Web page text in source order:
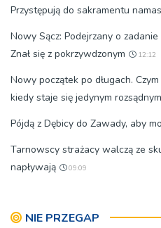
Przystępują do sakramentu
Nowy Sącz: Podejrzany o zadanie
Znał się z pokrzywdzonym
12:12
Nowy początek po długach.
kiedy staje się jedynym
Pójdą z Dębicy do Zawady, aby
Tarnowscy strażacy walczą ze
napływają
09:09
NIE PRZEGAP